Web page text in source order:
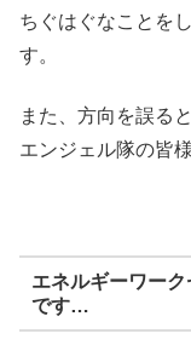
ちぐはぐなことを
す。
また、方向を誤る
エンジェル隊の皆
エネルギーワー
です…